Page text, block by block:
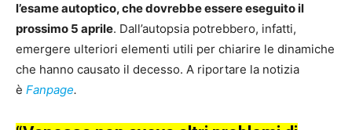
l’esame autoptico, che dovrebbe essere eseguito il
prossimo 5 aprile. Dall’autopsia potrebbero, infatti,
emergere ulteriori elementi utili per chiarire le dinamiche
che hanno causato il decesso. A riportare la notizia
è Fanpage.